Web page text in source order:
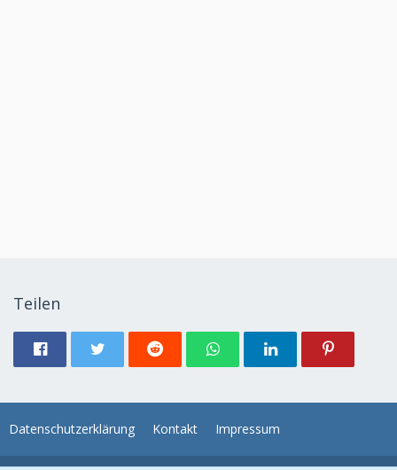
Teilen
Datenschutzerklärung Kontakt Impressum